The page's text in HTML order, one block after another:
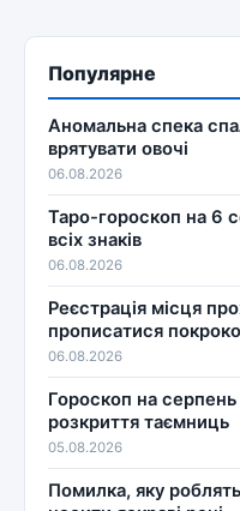
Популярне
Аномальна спека
врятувати овочі
06.08.2026
Таро-гороскоп на 6
всіх знаків
06.08.2026
Реєстрація місця
прописатися
06.08.2026
Гороскоп на
розкриття таємниць
05.08.2026
Помилка, яку